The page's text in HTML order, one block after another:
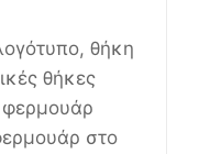
θήκη
θήκες
φερμουάρ
στο